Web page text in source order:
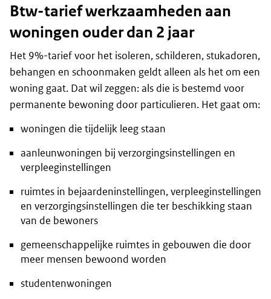
Btw-tarief werkzaamheden aan
woningen ouder dan 2 jaar
Het 9%-tarief voor het isoleren, schilderen, stukadoren,
behangen en schoonmaken geldt alleen als het om een
woning gaat. Dat wil zeggen: als die is bestemd voor
permanente bewoning door particulieren. Het gaat om:
woningen die tijdelijk leeg staan
aanleunwoningen bij verzorgingsinstellingen en
verpleeginstellingen
ruimtes in bejaardeninstellingen, verpleeginstellingen
en verzorgingsinstellingen die ter beschikking staan
van de bewoners
gemeenschappelijke ruimtes in gebouwen die door
meer mensen bewoond worden
studentenwoningen